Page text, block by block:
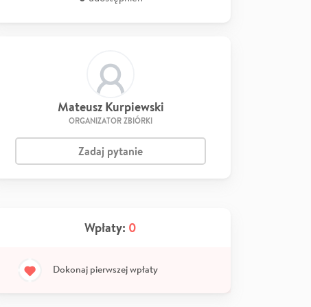
Mateusz Kurpiewski
ORGANIZATOR ZBIÓRKI
Zadaj pytanie
Wpłaty: 0
Dokonaj pierwszej wpłaty